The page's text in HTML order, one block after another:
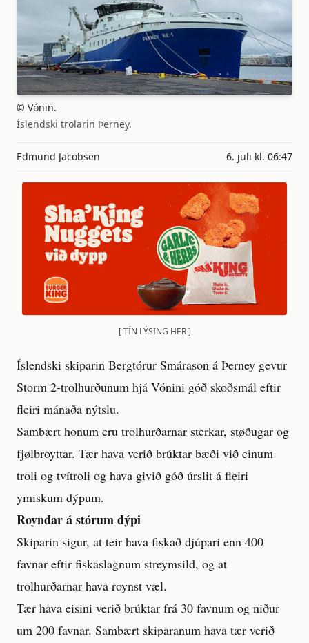
© Vónin.
Íslendski trolarin Þerney.
Edmund Jacobsen 6. juli kl. 06:47
[ TÍN LÝSING HER ]
Íslendski skiparin Bergtórur Smárason á Þerney gevur
Storm 2-trolhurðunum hjá Vónini góð skoðsmál eftir
fleiri mánaða nýtslu.
Sambært honum eru trolhurðarnar sterkar, støðugar og
fjølbroyttar. Tær hava verið brúktar bæði við einum
troli og tvítroli og hava givið góð úrslit á fleiri
ymiskum dýpum.
Royndar á stórum dýpi
Skiparin sigur, at teir hava fiskað djúpari enn 400
favnar eftir fiskaslagnum streymsild, og at
trolhurðarnar hava roynst væl.
Tær hava eisini verið brúktar frá 30 favnum og niður
um 200 favnar. Sambært skiparanum hava tær verið